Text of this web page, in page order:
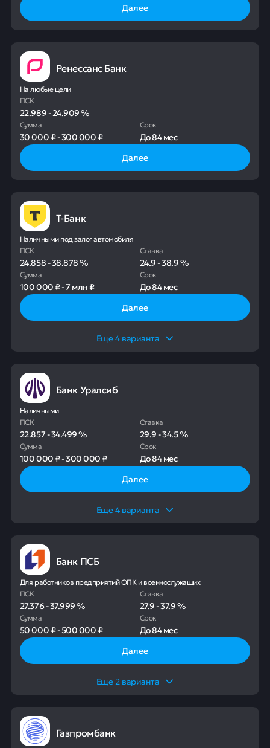
Далее
Ренессанс Банк
На любые цели
ПСК
22.989-24.909%
Сумма
30 000 ₽-300 000 ₽
Срок
До84 мес
Далее
Т-Банк
Наличными под залог автомобиля
ПСК
24.858-38.878%
Ставка
24.9-38.9%
Сумма
100 000 ₽-7 млн ₽
Срок
До84 мес
Далее
Еще4 варианта
Банк Уралсиб
Наличными
ПСК
22.857-34.499%
Ставка
29.9-34.5%
Сумма
100 000 ₽-300 000 ₽
Срок
До84 мес
Далее
Еще4 варианта
Банк ПСБ
Для работников предприятий ОПК и военнослужащих
ПСК
27.376-37.999%
Ставка
27.9-37.9%
Сумма
50 000 ₽-500 000 ₽
Срок
До84 мес
Далее
Еще2 варианта
Газпромбанк